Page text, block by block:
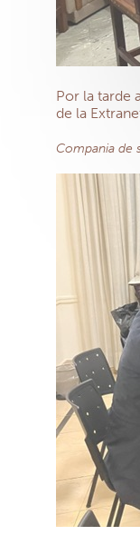
Por la tarde
de la
Compania de